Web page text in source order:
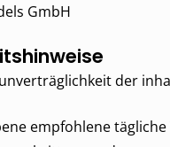
GmbH
der
empfohlene